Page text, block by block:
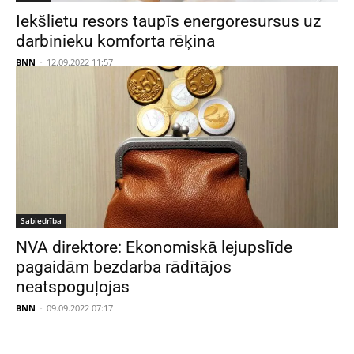
Iekšlietu resors taupīs energoresursus uz
darbinieku komforta rēķina
BNN - 12.09.2022 11:57
Sabiedrība
NVA direktore: Ekonomiskā lejupslīde
pagaidām bezdarba rādītājos
neatspoguļojas
BNN - 09.09.2022 07:17